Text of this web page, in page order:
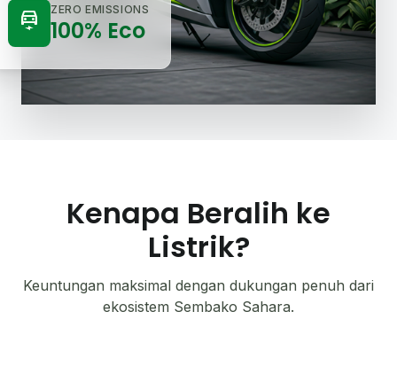
electric_car ZERO EMISSIONS
100% Eco
Kenapa Beralih ke
Listrik?
Keuntungan maksimal dengan dukungan penuh dari
ekosistem Sembako Sahara.